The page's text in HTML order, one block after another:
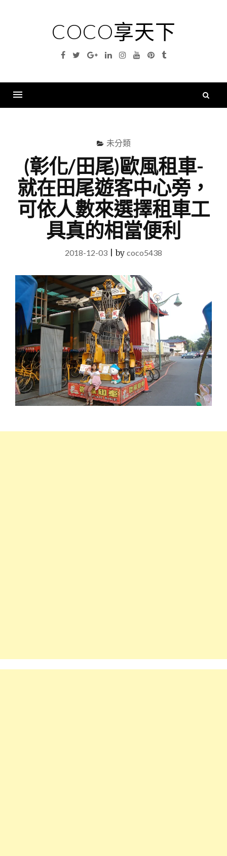
COCO享天下
Facebook
TwitterGoogleLinkedinInstagramYouTubePinterest
Tumblr
未分類
(彰化/田尾)歐風租車-
就在田尾遊客中心旁，
可依人數來選擇租車工
具真的相當便利
2018-12-03 |by coco5438